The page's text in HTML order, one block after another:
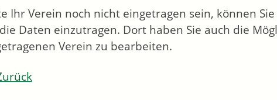
Ihr Verein noch nicht eingetragen sein, können
Daten einzutragen. Dort haben Sie auch die
Verein zu bearbeiten.